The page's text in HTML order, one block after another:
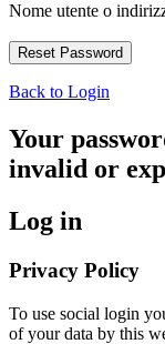
Nome utente o
Back to Login
Your
invalid or
Log in
Privacy Policy
To use social login
of your data by this